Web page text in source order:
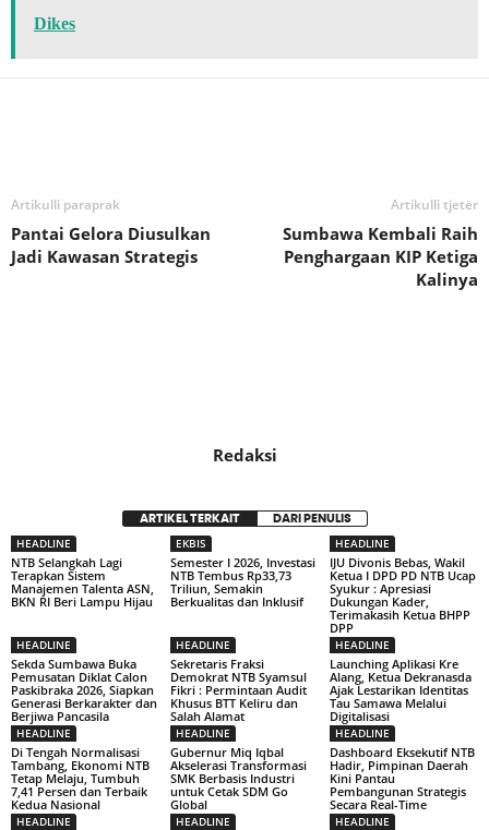
Dikes
Artikulli paraprak
Pantai Gelora Diusulkan
Jadi Kawasan Strategis
Artikulli tjetër
Sumbawa Kembali Raih
Penghargaan KIP Ketiga
Kalinya
Redaksi
ARTIKEL TERKAIT DARI PENULIS
HEADLINE
NTB Selangkah Lagi
Terapkan Sistem
Manajemen Talenta ASN,
BKN RI Beri Lampu Hijau
EKBIS
Semester I 2026, Investasi
NTB Tembus Rp33,73
Triliun, Semakin
Berkualitas dan Inklusif
HEADLINE
IJU Divonis Bebas, Wakil
Ketua I DPD PD NTB Ucap
Syukur : Apresiasi
Dukungan Kader,
Terimakasih Ketua BHPP
DPP
HEADLINE
Sekda Sumbawa Buka
Pemusatan Diklat Calon
Paskibraka 2026, Siapkan
Generasi Berkarakter dan
Berjiwa Pancasila
HEADLINE
Sekretaris Fraksi
Demokrat NTB Syamsul
Fikri : Permintaan Audit
Khusus BTT Keliru dan
Salah Alamat
HEADLINE
Launching Aplikasi Kre
Alang, Ketua Dekranasda
Ajak Lestarikan Identitas
Tau Samawa Melalui
Digitalisasi
HEADLINE
Di Tengah Normalisasi
Tambang, Ekonomi NTB
Tetap Melaju, Tumbuh
7,41 Persen dan Terbaik
Kedua Nasional
HEADLINE
Gubernur Miq Iqbal
Akselerasi Transformasi
SMK Berbasis Industri
untuk Cetak SDM Go
Global
HEADLINE
Dashboard Eksekutif NTB
Hadir, Pimpinan Daerah
Kini Pantau
Pembangunan Strategis
Secara Real-Time
HEADLINE HEADLINE HEADLINE